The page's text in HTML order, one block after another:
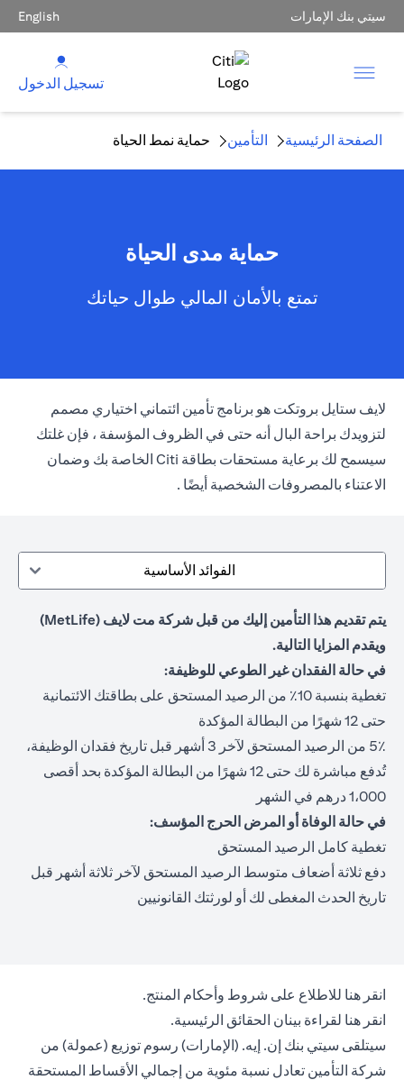
سيتي بنك الإمارات English
تسجيل الدخول
الصفحة الرئيسية التأمين حماية نمط الحياة
حماية مدى الحياة
تمتع بالأمان المالي طوال حياتك
لايف ستايل بروتكت هو برنامج تأمين ائتماني اختياري مصمم
لتزويدك براحة البال أنه حتى في الظروف المؤسفة ، فإن غلتك
سيسمح لك برعاية مستحقات بطاقة Citi الخاصة بك وضمان
الاعتناء بالمصروفات الشخصية أيضًا .
الفوائد الأساسية
يتم تقديم هذا التأمين إليك من قبل شركة مت لايف (MetLife)
ويقدم المزايا التالية.
في حالة الفقدان غير الطوعي للوظيفة:
تغطية بنسبة 10٪ من الرصيد المستحق على بطاقتك الائتمانية
حتى 12 شهرًا من البطالة المؤكدة
5٪ من الرصيد المستحق لآخر 3 أشهر قبل تاريخ فقدان الوظيفة،
تُدفع مباشرة لك حتى 12 شهرًا من البطالة المؤكدة بحد أقصى
1،000 درهم في الشهر
في حالة الوفاة أو المرض الحرج المؤسف:
تغطية كامل الرصيد المستحق
دفع ثلاثة أضعاف متوسط الرصيد المستحق لآخر ثلاثة أشهر قبل
تاريخ الحدث المغطى لك أو لورثتك القانونيين
انقر هنا opens in a new tab
للاطلاع على شروط وأحكام المنتج.
انقر هنا opens in a new tab
لقراءة بينان الحقائق الرئيسية.
سيتلقى سيتي بنك إن. إيه. (الإمارات) رسوم توزيع (عمولة) من
شركة التأمين تعادل نسبة مئوية من إجمالي الأقساط المستحقة